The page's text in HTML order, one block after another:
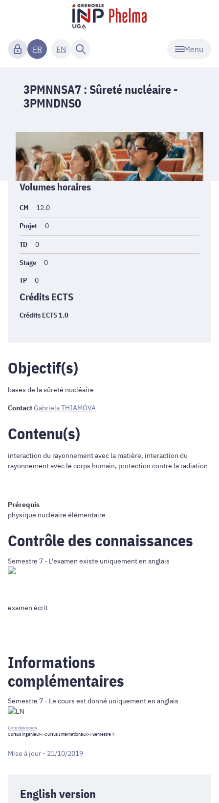
Menu
FR EN
3PMNNSA7 : Sûreté nucléaire -
3PMNDNS0
Informations
générales
Volumes horaires
CM 12.0
Projet 0
TD 0
Stage 0
TP 0
Crédits ECTS
Crédits ECTS 1.0
Objectif(s)
bases de la sûreté nucléaire
ContactGabriela THIAMOVA
Contenu(s)
interaction du rayonnement avec la matière, interaction du
rayonnement avec le corps humain, protection contre la radiation
Prérequis
physique nucléaire élémentaire
Contrôle des connaissances
Semestre 7 - L'examen existe uniquement en anglais
examen écrit
Informations
complémentaires
Semestre 7 - Le cours est donné uniquement en anglais
Liste des cours
Cursus ingénieur->Cursus Internationaux->Semestre 7
Mise à jour - 21/10/2019
English version